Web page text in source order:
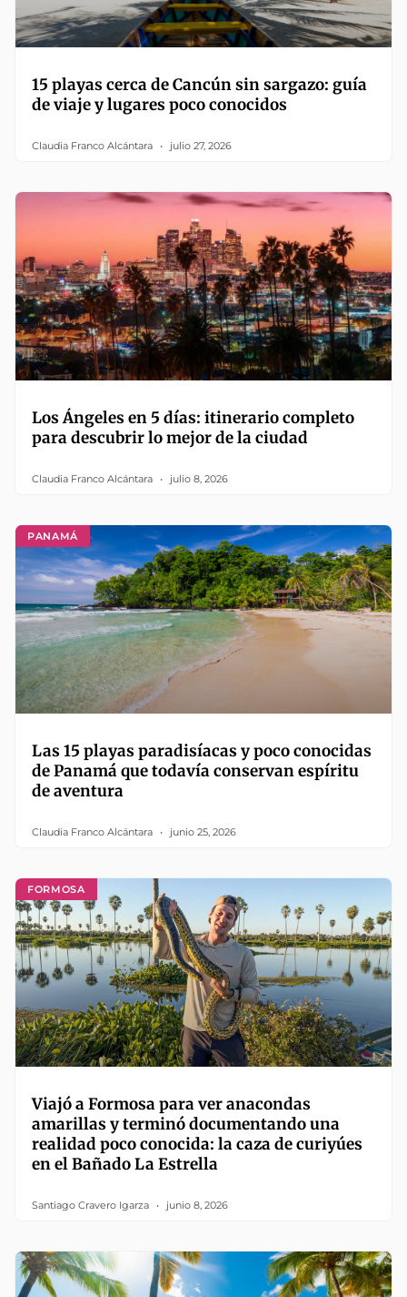
15 playas cerca de Cancún sin sargazo: guía
de viaje y lugares poco conocidos
Claudia Franco Alcántara julio 27, 2026
Los Ángeles en 5 días: itinerario completo
para descubrir lo mejor de la ciudad
Claudia Franco Alcántara julio 8, 2026
PANAMÁ
Las 15 playas paradisíacas y poco conocidas
de Panamá que todavía conservan espíritu
de aventura
Claudia Franco Alcántara junio 25, 2026
FORMOSA
Viajó a Formosa para ver anacondas
amarillas y terminó documentando una
realidad poco conocida: la caza de curiyúes
en el Bañado La Estrella
Santiago Cravero Igarza junio 8, 2026